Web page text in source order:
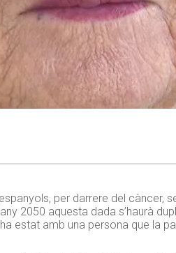
per darrere del càncer,
2050 aquesta dada s’haurà
estat amb una persona que la